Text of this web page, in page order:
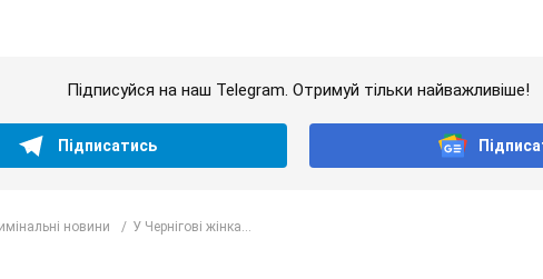
Підписуйся на наш Telegram. Отримуй тільки найважливіше!
Підписатись
новини У Чернігові жінка...